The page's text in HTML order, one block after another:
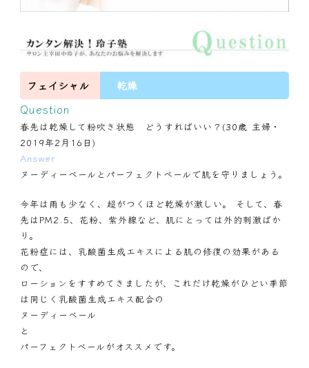
フェイシャル 乾燥
Question
春先は乾燥して粉吹き状態 どうすればいい？(30歳 主婦・
2019年2月16日)
Answer
ヌーディーベールとパーフェクトベールで肌を守りましょう。
今年は雨も少なく、超がつくほど乾燥が激しい。 そして、春
先はPM2.5、花粉、紫外線など、肌にとっては外的刺激ばか
り。
花粉症には、乳酸菌生成エキスによる肌の修復の効果がある
ので、
ローションをすすめてきましたが、これだけ乾燥がひどい季節
は同じく乳酸菌生成エキス配合の
ヌーディーベール
と
パーフェクトベールがオススメです。